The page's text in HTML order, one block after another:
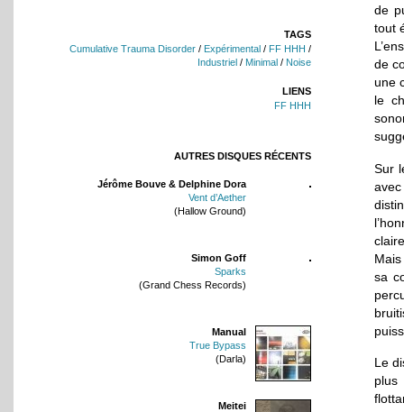
TAGS
Cumulative Trauma Disorder / Expérimental / FF HHH /
Industriel / Minimal / Noise
LIENS
FF HHH
AUTRES DISQUES RÉCENTS
Jérôme Bouve & Delphine Dora
Vent d’Aether
(Hallow Ground)
Simon Goff
Sparks
(Grand Chess Records)
Manual
True Bypass
(Darla)
Meitei
de
tout
de
une
le
Sur
sa
Le
plus